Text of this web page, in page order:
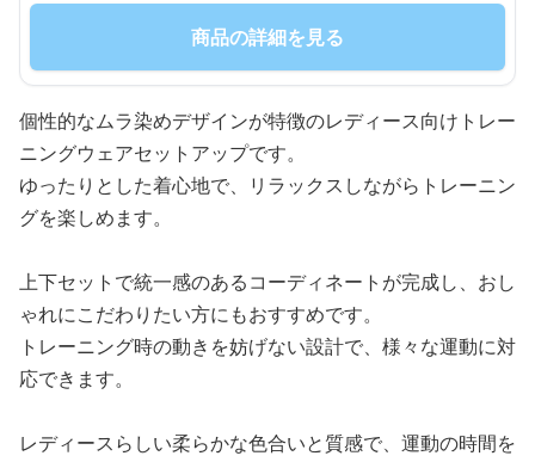
商品の詳細を見る
個性的なムラ染めデザインが特徴のレディース向けトレー
ニングウェアセットアップです。
ゆったりとした着心地で、リラックスしながらトレーニン
グを楽しめます。
上下セットで統一感のあるコーディネートが完成し、おし
ゃれにこだわりたい方にもおすすめです。
トレーニング時の動きを妨げない設計で、様々な運動に対
応できます。
レディースらしい柔らかな色合いと質感で、運動の時間を